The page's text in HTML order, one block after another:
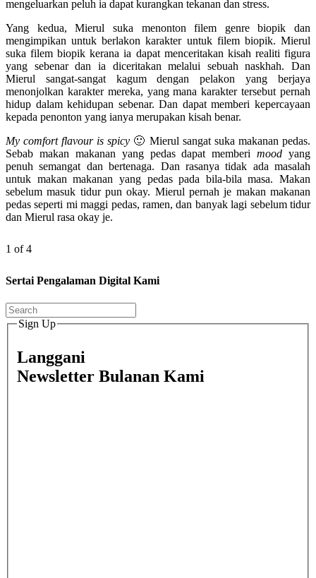
mengeluarkan peluh ia dapat kurangkan tekanan dan stress.
Yang kedua, Mierul suka menonton filem genre biopik dan
mengimpikan untuk berlakon karakter untuk filem biopik. Mierul
suka filem biopik kerana ia dapat menceritakan kisah realiti figura
yang sebenar dan ia diceritakan melalui sebuah naskhah. Dan
Mierul sangat-sangat kagum dengan pelakon yang berjaya
menonjolkan karakter mereka, yang mana karakter tersebut pernah
hidup dalam kehidupan sebenar. Dan dapat memberi kepercayaan
kepada penonton yang ianya merupakan kisah benar.
My comfort flavour is spicy 🙂 Mierul sangat suka makanan pedas.
Sebab makan makanan yang pedas dapat memberimood yang
penuh semangat dan bertenaga. Dan rasanya tidak ada masalah
untuk makan makanan yang pedas pada bila-bila masa. Makan
sebelum masuk tidur pun okay. Mierul pernah je makan makanan
pedas seperti mi maggi pedas, ramen, dan banyak lagi sebelum tidur
dan Mierul rasa okay je.
1 of 4
Sertai Pengalaman Digital Kami
Sign Up
Langgani
Newsletter Bulanan Kami